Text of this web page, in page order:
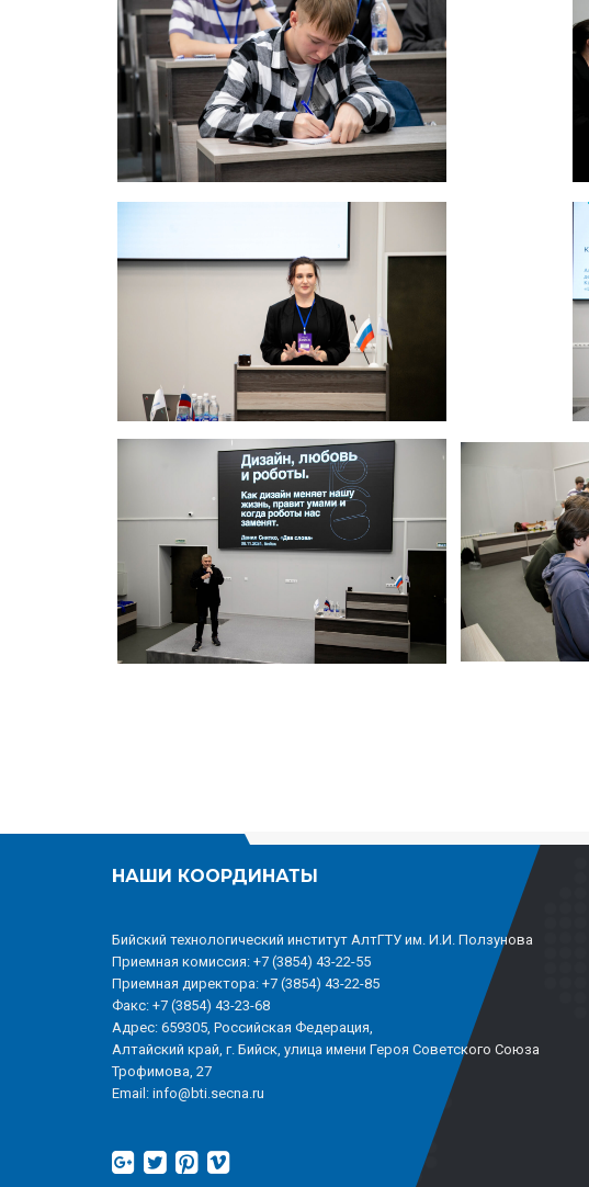
НАШИ КООРДИНАТЫ
Бийский технологический институт АлтГТУ им. И.И. Ползунова
Приемная комиссия: +7 (3854) 43-22-55
Приемная директора: +7 (3854) 43-22-85
Факс: +7 (3854) 43-23-68
Адрес: 659305, Российская Федерация,
Алтайский край, г. Бийск, улица имени Героя Советского Союза
Трофимова, 27
Email: info@bti.secna.ru